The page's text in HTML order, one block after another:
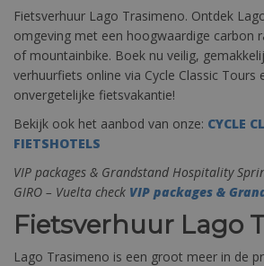
Fietsverhuur Lago Trasimeno. Ontdek
omgeving met een hoogwaardige carbon
of mountainbike. Boek nu veilig,
verhuurfiets online via Cycle Classic Tours
onvergetelijke fietsvakantie!
Bekijk ook het aanbod van onze: CYCLE
FIETSHOTELS
VIP packages & Grandstand Hospitality
GIRO – Vuelta check VIP packages &
Fietsverhuur Lago
Lago Trasimeno is een groot meer in de